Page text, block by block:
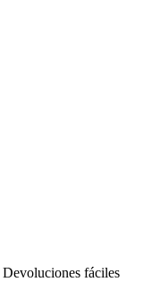
Devoluciones fáciles